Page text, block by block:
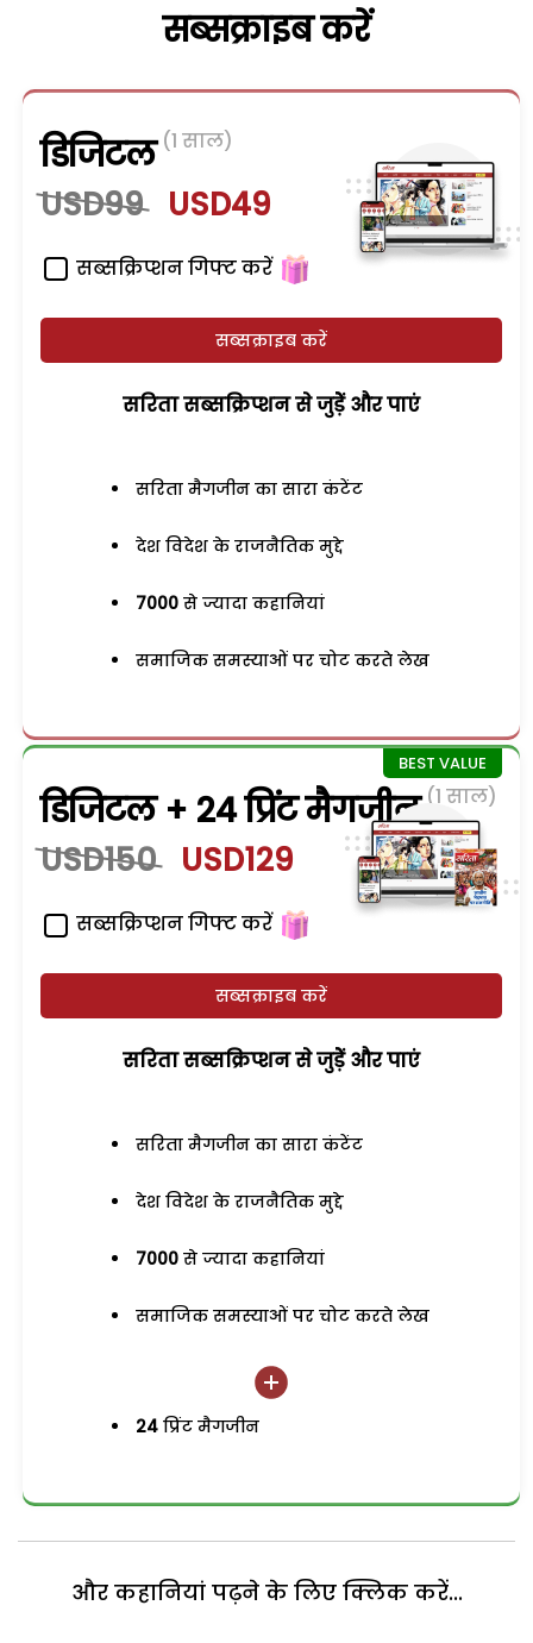
सब्सक्राइब करें
डिजिटल (1 साल)
USD99 USD49
सब्सक्रिप्शन गिफ्ट करें
सब्सक्राइब करें
सरिता सब्सक्रिप्शन से जुड़ेें और पाएं
सरिता मैगजीन का सारा कंटेंट
देश विदेश के राजनैतिक मुद्दे
7000 से ज्यादा कहानियां
समाजिक समस्याओं पर चोट करते लेख
डिजिटल + 24 प्रिंट मैगजीन (1 साल)
USD150 USD129
सब्सक्रिप्शन गिफ्ट करें
सब्सक्राइब करें
सरिता सब्सक्रिप्शन से जुड़ेें और पाएं
सरिता मैगजीन का सारा कंटेंट
देश विदेश के राजनैतिक मुद्दे
7000 से ज्यादा कहानियां
समाजिक समस्याओं पर चोट करते लेख
24 प्रिंट मैगजीन
और कहानियां पढ़ने के लिए क्लिक करें...